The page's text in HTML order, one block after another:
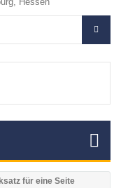
für eine Seite